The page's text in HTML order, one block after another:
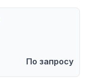
По запросу